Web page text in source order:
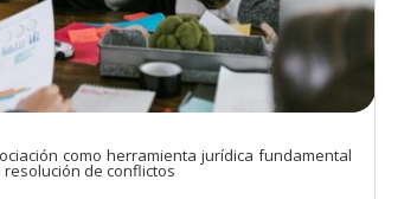
como herramienta jurídica fundamental
resolución de conflictos